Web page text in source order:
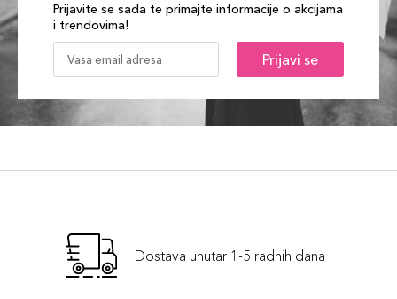
Prijavite se sada te primajte informacije o akcijama
i trendovima!
Prijavi se
Dostava unutar 1-5 radnih dana